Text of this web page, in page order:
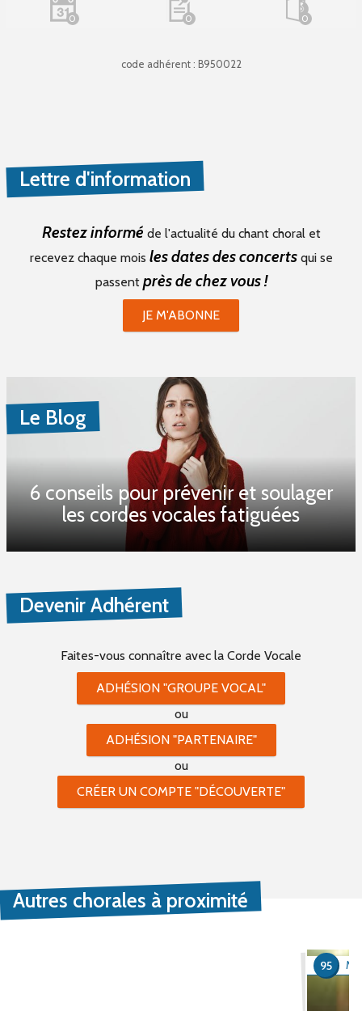
0 0 0
code adhérent : B950022
Lettre d'information
Restez informé de l'actualité du chant choral et
recevez chaque mois les dates des concertsqui se
passent près de chez vous !
JE M'ABONNE
Le Blog
6 conseils pour prévenir et soulager
les cordes vocales fatiguées
Devenir Adhérent
Faites-vous connaître avec la Corde Vocale
ADHÉSION "GROUPE VOCAL"
ou
ADHÉSION "PARTENAIRE"
ou
CRÉER UN COMPTE "DÉCOUVERTE"
Autres chorales à proximité
95